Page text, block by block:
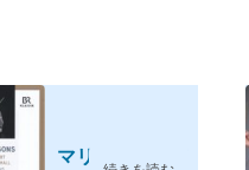
マリス・ヤンソ